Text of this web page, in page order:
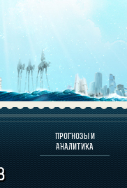
ПРОГНОЗЫ И
АНАЛИТИКА
ЛИЧНОСТЕЙ